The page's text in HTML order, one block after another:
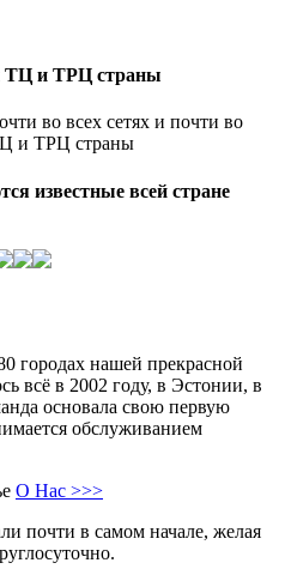
ТЦ и ТРЦ страны
во всех сетях и почти во
и ТРЦ страны
известные всей стране
городах нашей прекрасной
всё в 2002 году, в Эстонии, в
основала свою первую
обслуживанием
О Нас >>>
почти в самом начале, желая